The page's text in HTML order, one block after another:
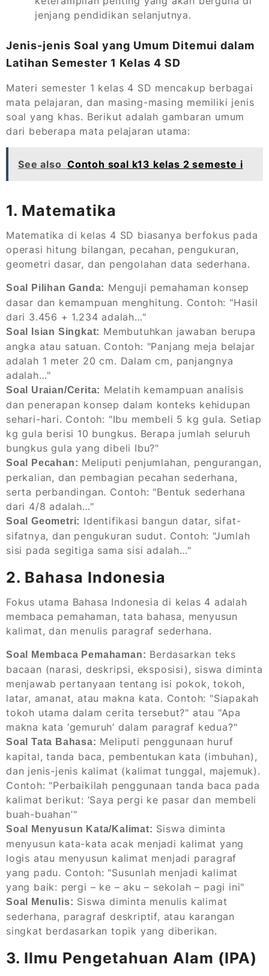
jenjang pendidikan selanjutnya.
Jenis-jenis Soal yang Umum Ditemui dalam
Latihan Semester 1 Kelas 4 SD
Materi semester 1 kelas 4 SD mencakup berbagai
mata pelajaran, dan masing-masing memiliki jenis
soal yang khas. Berikut adalah gambaran umum
dari beberapa mata pelajaran utama:
See also Contoh soal k13 kelas 2 semeste i
1. Matematika
Matematika di kelas 4 SD biasanya berfokus pada
operasi hitung bilangan, pecahan, pengukuran,
geometri dasar, dan pengolahan data sederhana.
Soal Pilihan Ganda: Menguji pemahaman konsep
dasar dan kemampuan menghitung. Contoh: "Hasil
dari 3.456 + 1.234 adalah…"
Soal Isian Singkat: Membutuhkan jawaban berupa
angka atau satuan. Contoh: "Panjang meja belajar
adalah 1 meter 20 cm. Dalam cm, panjangnya
adalah…"
Soal Uraian/Cerita: Melatih kemampuan analisis
dan penerapan konsep dalam konteks kehidupan
sehari-hari. Contoh: "Ibu membeli 5 kg gula. Setiap
kg gula berisi 10 bungkus. Berapa jumlah seluruh
bungkus gula yang dibeli Ibu?"
Soal Pecahan: Meliputi penjumlahan, pengurangan,
perkalian, dan pembagian pecahan sederhana,
serta perbandingan. Contoh: "Bentuk sederhana
dari 4/8 adalah…"
Soal Geometri: Identifikasi bangun datar, sifat-
sifatnya, dan pengukuran sudut. Contoh: "Jumlah
sisi pada segitiga sama sisi adalah…"
2. Bahasa Indonesia
Fokus utama Bahasa Indonesia di kelas 4 adalah
membaca pemahaman, tata bahasa, menyusun
kalimat, dan menulis paragraf sederhana.
Soal Membaca Pemahaman: Berdasarkan teks
bacaan (narasi, deskripsi, eksposisi), siswa diminta
menjawab pertanyaan tentang isi pokok, tokoh,
latar, amanat, atau makna kata. Contoh: "Siapakah
tokoh utama dalam cerita tersebut?" atau "Apa
makna kata ‘gemuruh’ dalam paragraf kedua?"
Soal Tata Bahasa: Meliputi penggunaan huruf
kapital, tanda baca, pembentukan kata (imbuhan),
dan jenis-jenis kalimat (kalimat tunggal, majemuk).
Contoh: "Perbaikilah penggunaan tanda baca pada
kalimat berikut: ‘Saya pergi ke pasar dan membeli
buah-buahan’"
Soal Menyusun Kata/Kalimat: Siswa diminta
menyusun kata-kata acak menjadi kalimat yang
logis atau menyusun kalimat menjadi paragraf
yang padu. Contoh: "Susunlah menjadi kalimat
yang baik: pergi – ke – aku – sekolah – pagi ini"
Soal Menulis: Siswa diminta menulis kalimat
sederhana, paragraf deskriptif, atau karangan
singkat berdasarkan topik yang diberikan.
3. Ilmu Pengetahuan Alam (IPA)